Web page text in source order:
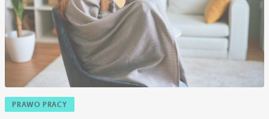
PRAWO PRACY